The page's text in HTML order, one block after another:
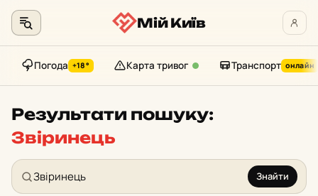
контенту
Мій Київ
Погода +18° Карта тривог Транспорт онлайн
Результати пошуку:
Звіринець
Знайти